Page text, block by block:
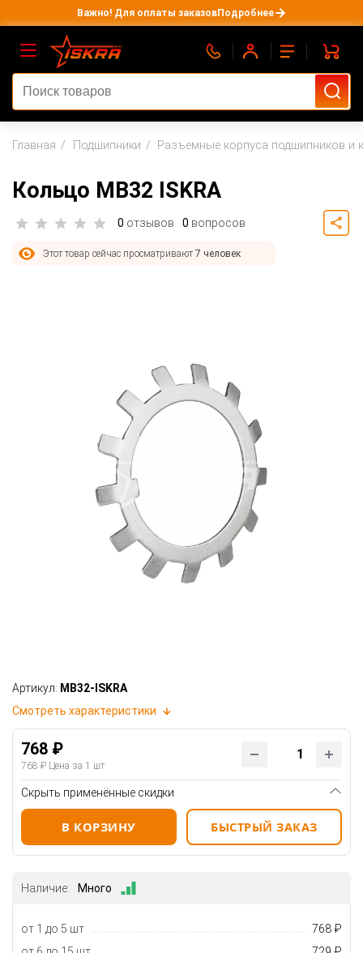
Важно! Для оплаты заказовПодробнее
Главная Подшипники Разъемные корпуса подшипников и
Кольцо MB32 ISKRA
0 отзывов 0 вопросов
Этот товар сейчас просматривают7 человек
Артикул: MB32-ISKRA
Смотреть характеристики
768 ₽
768 ₽ Цена за 1 шт
Скрыть применённые скидки
В КОРЗИНУ БЫСТРЫЙ ЗАКАЗ
Наличие: Много
от 1 до 5 шт
768 ₽